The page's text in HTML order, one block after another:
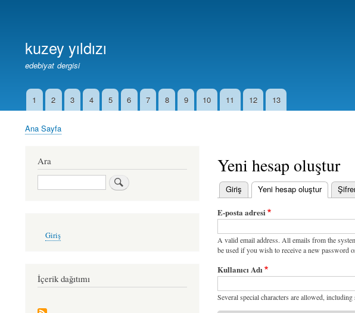
kuzey yıldızı
edebiyat dergisi
İkincil1 2 3 4 5 6 7 8 9 10 11 12 13
Sayfa
Ana Sayfa
Yeni hesap oluştur
Birincil
sekmeler
Giriş Yeni hesap oluştur(etkin
E-posta adresi
A valid email address. All emails from the
be used if you wish to receive a new password
Kullanıcı Adı
Several special characters are allowed,
Ara
Ara
account
Giriş
İçerik dağıtımı